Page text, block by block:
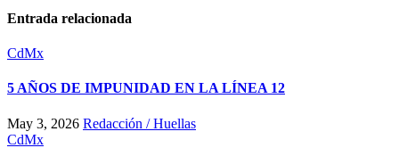
Entrada relacionada
CdMx
5 AÑOS DE IMPUNIDAD EN LA LÍNEA 12
May 3, 2026 Redacción / Huellas
CdMx